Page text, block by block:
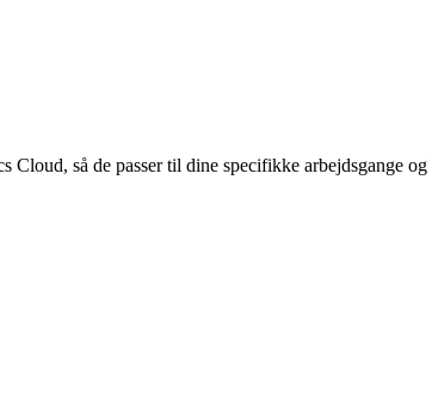
så de passer til dine specifikke arbejdsgange og